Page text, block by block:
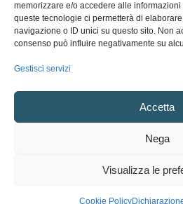
memorizzare e/o accedere alle
queste tecnologie ci permetterà di
navigazione o ID unici su questo sito. Non
consenso può influire negativamente su
Gestisci servizi
Accetta
Nega
Visualizza le
Cookie Policy
Astronomia, Astrofisica e Cosmologia
Articoli e Risorse On-Line
Copyright © 1997 - 2024
Termini e Condizioni di
Regolamento Community e Aree di